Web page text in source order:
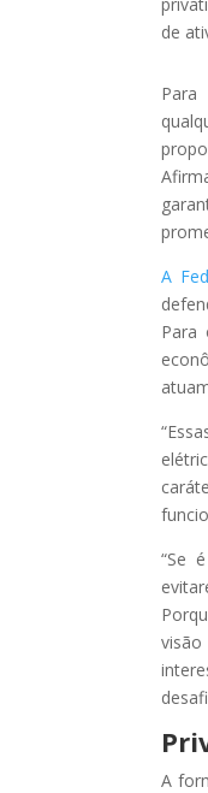
de
A
Para
“Se
A